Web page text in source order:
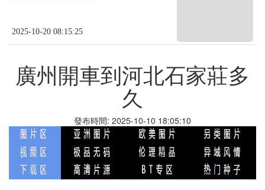
2025-10-20 08:15:25
廣州開車到河北石家莊多
久
發布時間: 2025-10-10 18:05:10